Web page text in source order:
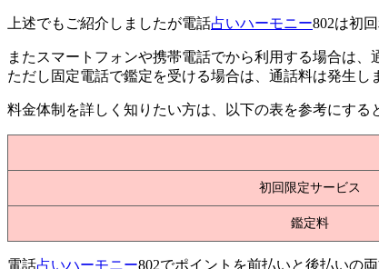
上述でもご紹介しましたが電話占いハーモニー802は初
またスマートフォンや携帯電話でから利用する場合は、
ただし固定電話で鑑定を受ける場合は、通話料は発生し
料金体制を詳しく知りたい方は、以下の表を参考にする
初回限定サービス
鑑定料
電話占いハーモニー802でポイントを前払いと後払いの